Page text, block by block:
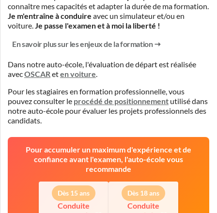
connaître mes capacités et adapter la durée de ma formation.
Je m'entraîne à conduire avec un simulateur et/ou en
voiture.Je passe l'examen et à moi la liberté !
En savoir plus sur les enjeux de la formation
Dans notre auto-école, l'évaluation de départ est réalisée
avecOSCAReten voiture.
Pour les stagiaires en formation professionnelle, vous
pouvez consulter le procédé de positionnement utilisé dans
notre auto-école pour évaluer les projets professionnels des
candidats.
Pour accumuler un maximum d'expérience et de
confiance avant l'examen, l'auto-école vous
recommande
Dès 15 ans
Conduite
Dès 18 ans
Conduite